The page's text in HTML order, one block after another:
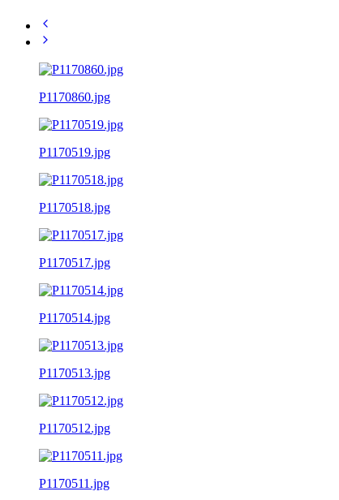
P1170860.jpg
P1170519.jpg
P1170518.jpg
P1170517.jpg
P1170514.jpg
P1170513.jpg
P1170512.jpg
P1170511.jpg